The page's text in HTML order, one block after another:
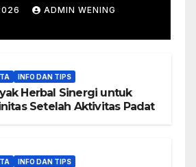
ADMIN WENING
INFO DAN TIPS
Herbal Sinergi untuk
Setelah Aktivitas Padat
INFO DAN TIPS